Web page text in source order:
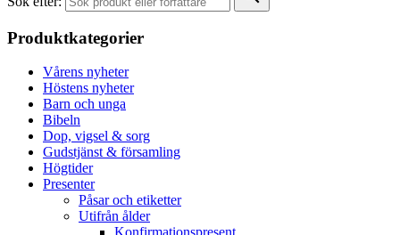
Produktkategorier
Vårens nyheter
Höstens nyheter
Barn och unga
Bibeln
Dop, vigsel & sorg
Gudstjänst & församling
Högtider
Presenter
Påsar och etiketter
Utifrån ålder